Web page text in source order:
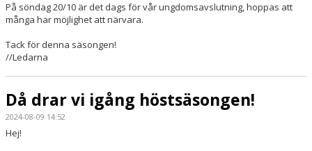
På söndag 20/10 är det dags för vår ungdomsavslutning, hoppas att
många har möjlighet att närvara.
Tack för denna säsongen!
//Ledarna
Då drar vi igång höstsäsongen!
2024-08-09 14:52
Hej!